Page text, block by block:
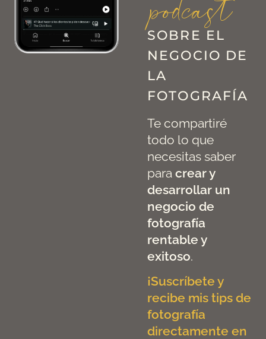
podcast
SOBRE EL
NEGOCIO DE
LA
FOTOGRAFÍA
Te compartiré
todo lo que
necesitas saber
para crear y
desarrollar un
negocio de
fotografía
rentable y
exitoso.
¡Suscríbete y
recibe mis tips de
fotografía
directamente en